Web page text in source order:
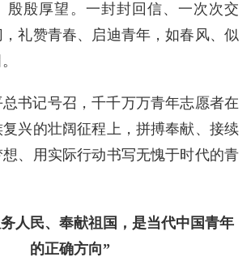
殷殷厚望。一封封回信、一次次交
礼赞青春、启迪青年，如春风、似
书记号召，千千万万青年志愿者在
兴的壮阔征程上，拼搏奉献、接续
、用实际行动书写无愧于时代的青
人民、奉献祖国，是当代中国青年
的正确方向”